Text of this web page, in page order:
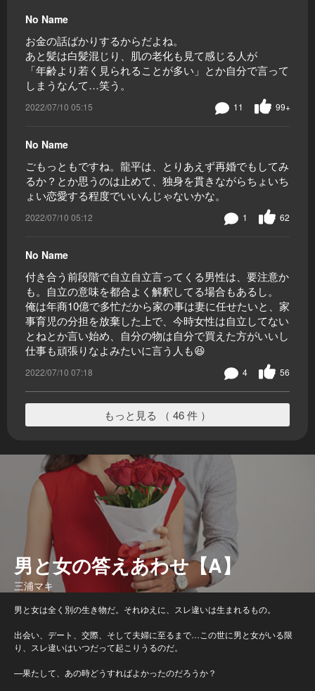
No Name
お金の話ばかりするからだよね。
あと髪は白髪混じり、肌の老化も見て感じる人が
「年齢より若く見られることが多い」とか自分で言って
しまうなんて…笑う。
2022/07/10 05:15 99+
11
No Name
ごもっともですね。龍平は、とりあえず再婚でもしてみ
るか？とか思うのは止めて、独身を貫きながらちょいち
ょい恋愛する程度でいいんじゃないかな。
2022/07/10 05:12 62
1
No Name
付き合う前段階で自立自立言ってくる男性は、要注意か
も。自立の意味を都合よく解釈してる場合もあるし。
俺は年商10億で多忙だから家の事は妻に任せたいと、家
事育児の分担を放棄した上で、今時女性は自立してない
とねとか言い始め、自分の物は自分で買えた方がいいし
仕事も頑張りなよみたいに言う人も😆
2022/07/10 07:18 56
4
もっと見る （ 46 件 ）
男と女の答えあわせ【A】
三浦マキ
男と女は全く別の生き物だ。それゆえに、スレ違いは生まれるもの。
出会い、デート、交際、そして夫婦に至るまで…この世に男と女がいる限
り、スレ違いはいつだって起こりうるのだ。
—果たして、あの時どうすればよかったのだろうか？